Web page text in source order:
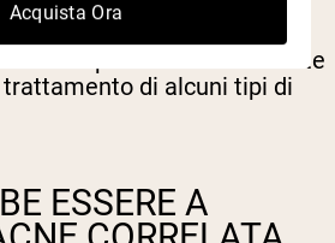
notizia è che
alcuni studi
biotina possa effettivamente
di alcuni tipi di
ESSERE A
Acquista Ora